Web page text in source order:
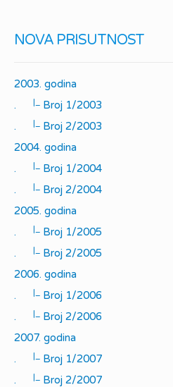
NOVA PRISUTNOST
2003. godina
.
|_
Broj 1/2003
.
|_
Broj 2/2003
2004. godina
.
|_
Broj 1/2004
.
|_
Broj 2/2004
2005. godina
.
|_
Broj 1/2005
.
|_
Broj 2/2005
2006. godina
.
|_
Broj 1/2006
.
|_
Broj 2/2006
2007. godina
.
|_
Broj 1/2007
.
|_
Broj 2/2007